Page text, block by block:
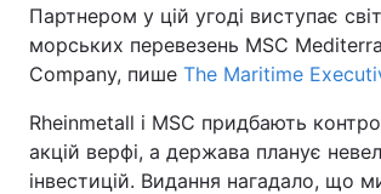
Партнером у цій угоді виступає
морських перевезень MSC
Company, пише The Maritime
Rheinmetall і MSC придбають
акцій верфі, а держава планує
інвестицій. Видання нагадало, що